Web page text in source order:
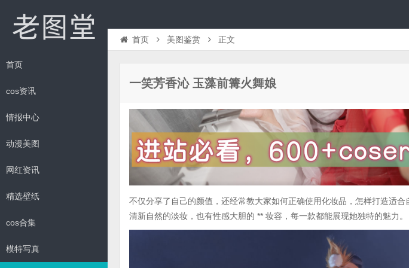
首页
cos资讯
情报中心
动漫美图
网红资讯
精选壁纸
cos合集
模特写真
首页 美图鉴赏 正文
一笑芳香沁 玉藻前篝火舞娘
不仅分享了自己的颜值，还经常教大家如何正确使用化妆品，怎样打造适
清新自然的淡妆，也有性感大胆的 ** 妆容，每一款都能展现她独特的魅力。